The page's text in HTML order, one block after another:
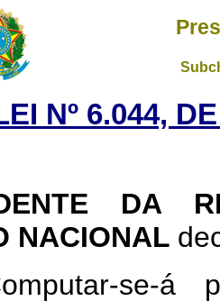
Nº 6.044,
DA
NACIONAL
se-á